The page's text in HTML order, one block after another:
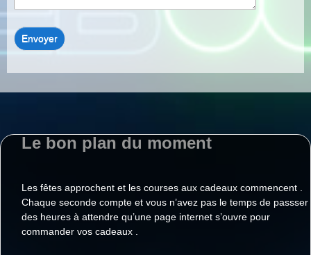
Le bon plan du moment
Les fêtes approchent et les courses aux cadeaux commencent .
Chaque seconde compte et vous n’avez pas le temps de passser
des heures à attendre qu’une page internet s’ouvre pour
commander vos cadeaux .